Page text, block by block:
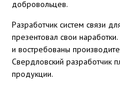
добровольцев.
Разработчик систем связи
презентовал свои
и востребованы
Свердловский разработчик
продукции.